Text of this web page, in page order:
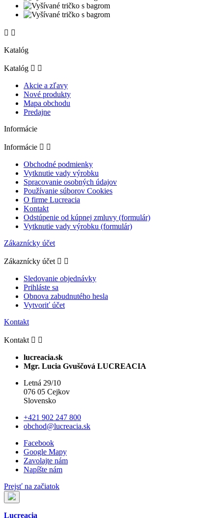
 
Katalóg
Katalóg  
Akcie a zľavy
Nové produkty
Mapa obchodu
Predajne
Informácie
Informácie  
Obchodné podmienky
Vytknutie vady výrobku
Spracovanie osobných údajov
Používanie súborov Cookies
O firme Lucreacia
Kontakt
Odstúpenie od kúpnej zmluvy (formulár)
Vytknutie vady výrobku (formulár)
Zákaznícky účet
Zákaznícky účet  
Sledovanie objednávky
Prihláste sa
Obnova zabudnutého hesla
Vytvoriť účet
Kontakt
Kontakt  
lucreacia.sk
Mgr. Lucia Gvuščová LUCREACIA
Letná 29/10
076 05 Cejkov
Slovensko
+421 902 247 800
obchod@lucreacia.sk
Facebook
Google Mapy
Zavolajte nám
Napíšte nám
Prejsť na začiatok
Lucreacia